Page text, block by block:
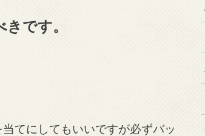
です。
てにしてもいいですが必ずバッ